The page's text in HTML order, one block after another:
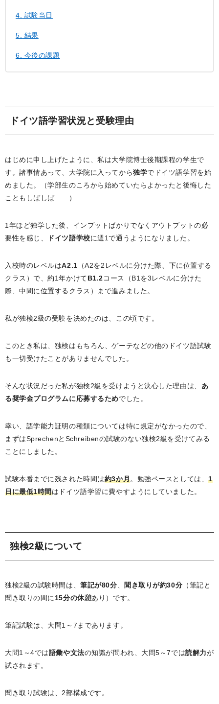
4. 試験当日
5. 結果
6. 今後の課題
ドイツ語学習状況と受験理由
はじめに申し上げたように、私は大学院博士後期課程の学生で
す。諸事情あって、大学院に入ってから独学でドイツ語学習を始
めました。（学部生のころから始めていたらよかったと後悔した
こともしばしば……）
1年ほど独学した後、インプットばかりでなくアウトプットの必
要性を感じ、
ドイツ語学校に週1で通うようになりました。
入校時のレベルはA2.1 （A2を2レベルに分けた際、下に位置する
クラス）で、約1年かけてB1.2コース（B1を3レベルに分けた
際、中間に位置するクラス）まで進みました。
私が独検2級の受験を決めたのは、この頃です。
このとき私は、独検はもちろん、ゲーテなどの他のドイツ語試験
も一切受けたことがありませんでした。
そんな状況だった私が独検2級を受けようと決心した理由は、 あ
る奨学金プログラムに応募するためでした。
幸い、語学能力証明の種類については特に規定がなかったので、
まずはSprechenとSchreibenの試験のない独検2級を受けてみる
ことにしました。
試験本番までに残された時間は約3か月。勉強ペースとしては、1
日に最低1時間はドイツ語学習に費やすようにしていました。
独検2級について
独検2級の試験時間は、筆記が80分、 聞き取りが約30分 （筆記と
聞き取りの間に15分の休憩あり）です。
筆記試験は、大問1～7まであります。
大問1～4では語彙や文法の知識が問われ、大問5～7では読解力が
試されます。
聞き取り試験は、2部構成です。